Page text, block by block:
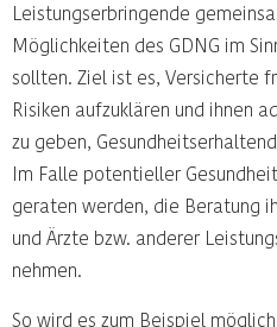
Leistungserbringende
Möglichkeiten des GDNG im
sollten. Ziel ist es, Versicherte
Risiken aufzuklären und ihnen
zu geben,
Im Falle potentieller
geraten werden, die Beratung
und Ärzte bzw. anderer
nehmen.
So wird es zum Beispiel